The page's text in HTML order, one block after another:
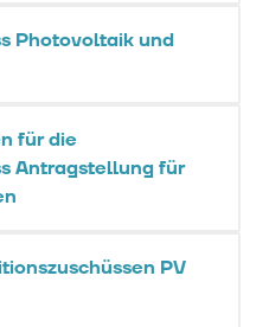
Photovoltaik und
für die
Antragstellung für
PV